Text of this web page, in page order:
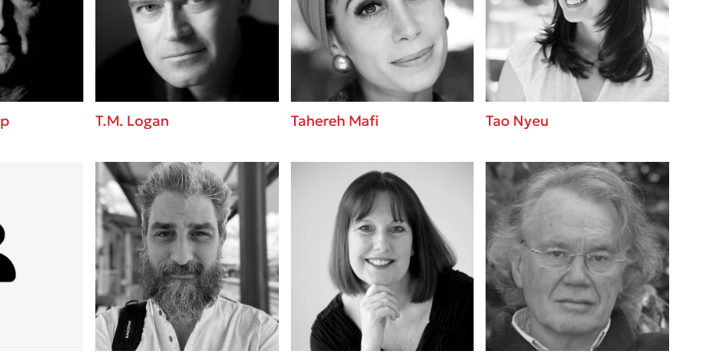
3 βιβλία που μπορείς να διαβάσεις σε
μια μέρα!
Εύκολη συνταγή για chicken BBQ pizza
από τον Άκη Πετρετζίκη!
Διακοπές με τα παιδιά: Η ανάγκη μας για
παύση σε μετωπική σύγκρουση με τη
Πάνω, κάτω, μπροστά, πίσω; Κάνε το
τεστ και ανακάλυψε την τάση σου!
T.M. Logan Tahereh Mafi Tao Nyeu